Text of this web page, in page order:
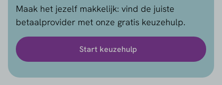
Maak het jezelf makkelijk: vind de juiste
betaalprovider met onze gratis keuzehulp.
Start keuzehulp